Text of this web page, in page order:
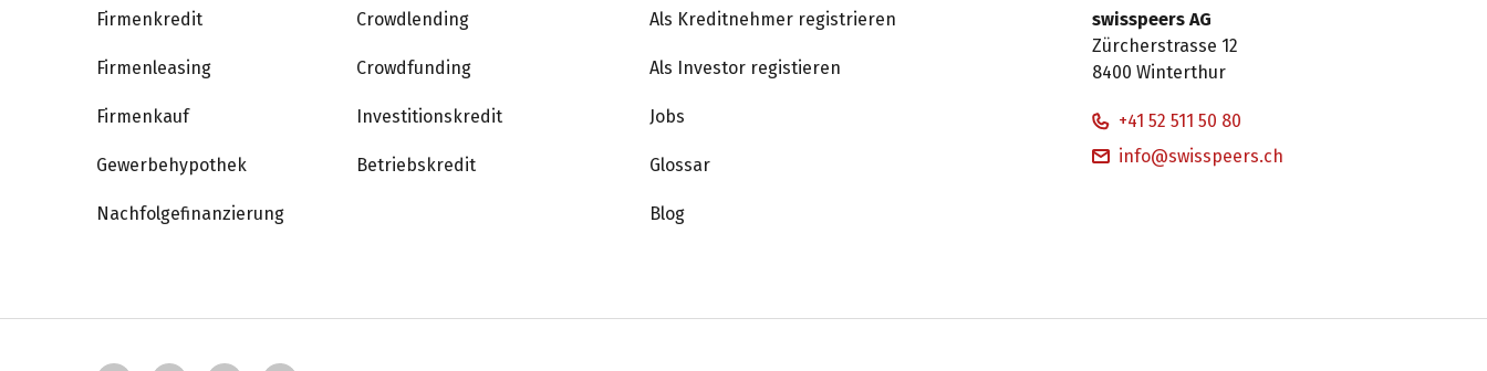
Firmenkredit
Firmenleasing
Firmenkauf
Gewerbehypothek
Nachfolgefinanzierung
Crowdlending
Crowdfunding
Investitionskredit
Betriebskredit
Als Kreditnehmer registrieren
Als Investor registieren
Jobs
Glossar
Blog
swisspeers AG
Zürcherstrasse 12
8400 Winterthur
+41 52 511 50 80
info@swisspeers.ch